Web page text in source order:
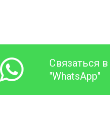
Связаться в
"WhatsApp"